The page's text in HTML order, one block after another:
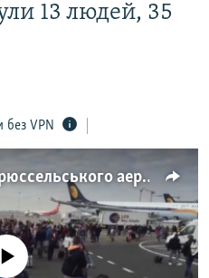
13 людей, 35
без VPN
Людей евакуюють з брюссельського аеропорту (відео)
currently available